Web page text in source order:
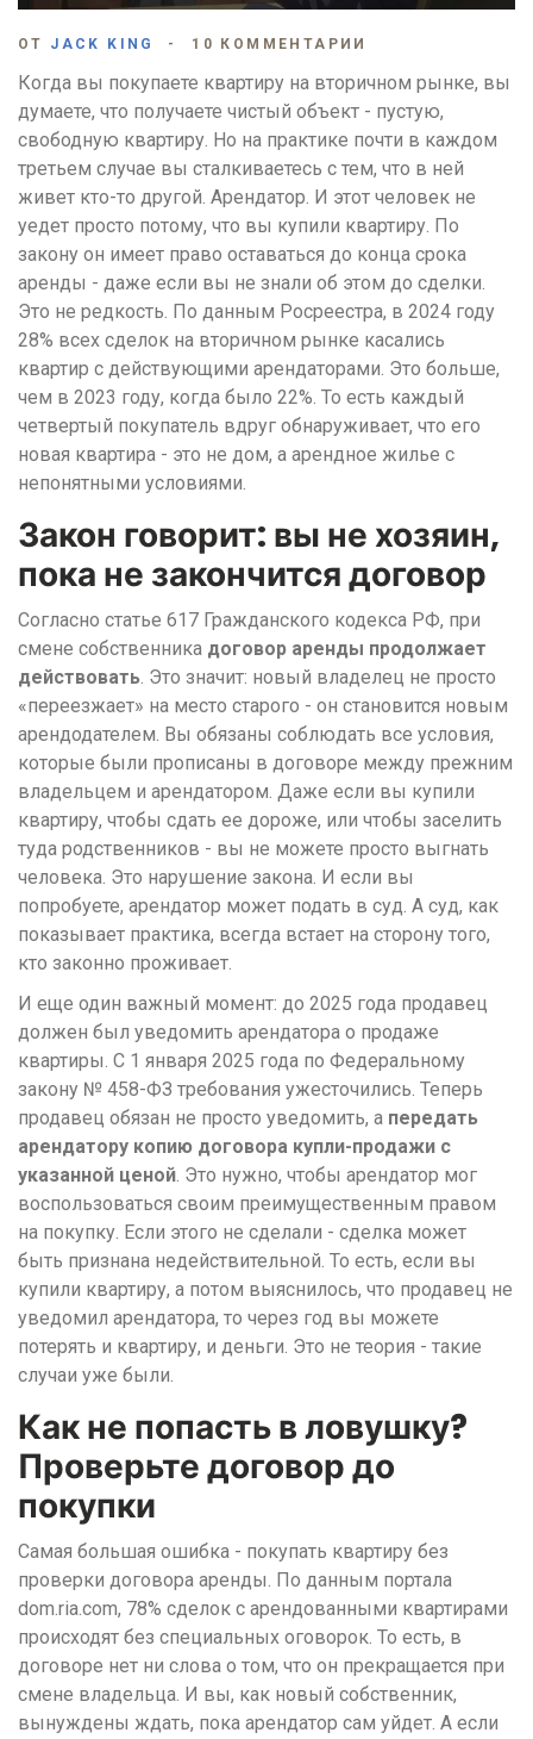
ОТ JACK KING 10 КОММЕНТАРИИ
Когда вы покупаете квартиру на вторичном рынке, вы
думаете, что получаете чистый объект - пустую,
свободную квартиру. Но на практике почти в каждом
третьем случае вы сталкиваетесь с тем, что в ней
живет кто-то другой. Арендатор. И этот человек не
уедет просто потому, что вы купили квартиру. По
закону он имеет право оставаться до конца срока
аренды - даже если вы не знали об этом до сделки.
Это не редкость. По данным Росреестра, в 2024 году
28% всех сделок на вторичном рынке касались
квартир с действующими арендаторами. Это больше,
чем в 2023 году, когда было 22%. То есть каждый
четвертый покупатель вдруг обнаруживает, что его
новая квартира - это не дом, а арендное жилье с
непонятными условиями.
Закон говорит: вы не хозяин,
пока не закончится договор
Согласно статье 617 Гражданского кодекса РФ, при
смене собственника договор аренды продолжает
действовать. Это значит: новый владелец не просто
«переезжает» на место старого - он становится новым
арендодателем. Вы обязаны соблюдать все условия,
которые были прописаны в договоре между прежним
владельцем и арендатором. Даже если вы купили
квартиру, чтобы сдать ее дороже, или чтобы заселить
туда родственников - вы не можете просто выгнать
человека. Это нарушение закона. И если вы
попробуете, арендатор может подать в суд. А суд, как
показывает практика, всегда встает на сторону того,
кто законно проживает.
И еще один важный момент: до 2025 года продавец
должен был уведомить арендатора о продаже
квартиры. С 1 января 2025 года по Федеральному
закону № 458-ФЗ требования ужесточились. Теперь
продавец обязан не просто уведомить, а передать
арендатору копию договора купли-продажи с
указанной ценой. Это нужно, чтобы арендатор мог
воспользоваться своим преимущественным правом
на покупку. Если этого не сделали - сделка может
быть признана недействительной. То есть, если вы
купили квартиру, а потом выяснилось, что продавец не
уведомил арендатора, то через год вы можете
потерять и квартиру, и деньги. Это не теория - такие
случаи уже были.
Как не попасть в ловушку?
Проверьте договор до
покупки
Самая большая ошибка - покупать квартиру без
проверки договора аренды. По данным портала
dom.ria.com, 78% сделок с арендованными квартирами
происходят без специальных оговорок. То есть, в
договоре нет ни слова о том, что он прекращается при
смене владельца. И вы, как новый собственник,
вынуждены ждать, пока арендатор сам уйдет. А если